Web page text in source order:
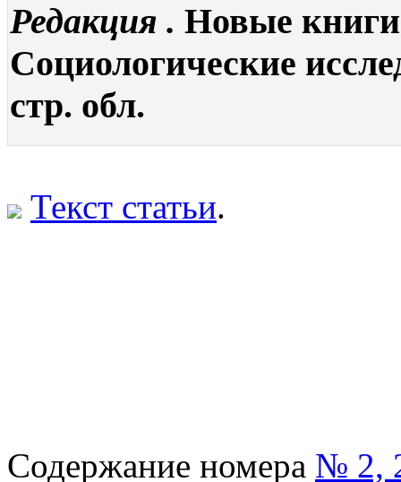
Редакция . Новые
Социологические
стр. обл.
Текст статьи.
Содержание номера № 2,